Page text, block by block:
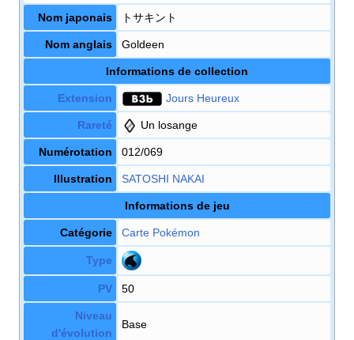
Nom japonais トサキント
Nom anglais Goldeen
Informations de collection
Extension Jours Heureux
Rareté Un losange
Numérotation 012/069
Illustration SATOSHI NAKAI
Informations de jeu
Catégorie Carte Pokémon
Type
PV 50
Niveau
d'évolution
Base